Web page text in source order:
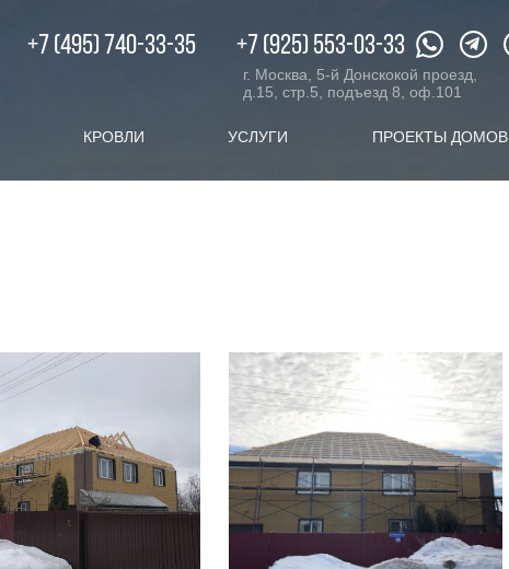
+7 (495) 740-33-35 +7 (925) 553-03-33
г. Москва, 5-й Донскокой проезд,
д.15, стр.5, подъезд 8, оф.101
КРОВЛИ УСЛУГИ ПРОЕКТЫ ДОМОВ